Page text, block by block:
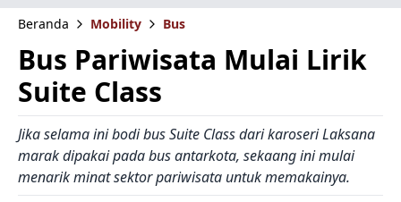
Beranda Mobility Bus
Bus Pariwisata Mulai Lirik
Suite Class
Jika selama ini bodi bus Suite Class dari karoseri Laksana
marak dipakai pada bus antarkota, sekaang ini mulai
menarik minat sektor pariwisata untuk memakainya.